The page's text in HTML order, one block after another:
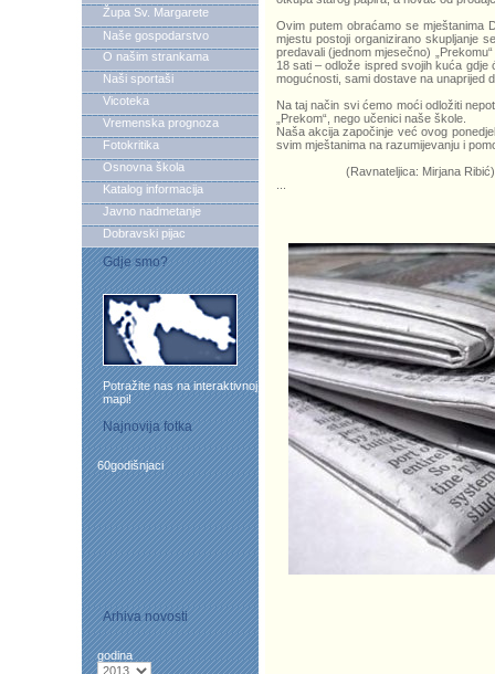
Župa Sv. Margarete
Naše gospodarstvo
O našim strankama
Naši sportaši
Vicoteka
Vremenska prognoza
Fotokritika
Osnovna škola
Katalog informacija
Javno nadmetanje
Dobravski pijac
Gdje smo?
Potražite nas na interaktivnoj
mapi!
Najnovija fotka
60godišnjaci
Arhiva novosti
godina
Ovim putem obraćamo se mještanima
mjestu postoji organizirano skupljanje
predavali (jednom mjesečno)
18 sati – odlože ispred svojih kuća
mogućnosti, sami dostave na unaprijed
Na taj način svi ćemo moći odložiti
„Prekom“, nego učenici naše škole.
Naša akcija započinje već ovog
svim mještanima na razumijevanju i
(Ravnateljica: Mirjana Ribić)